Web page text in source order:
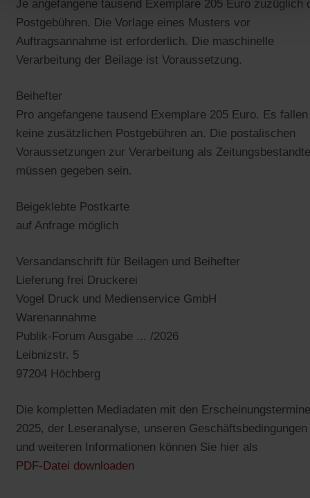
Je angefangene tausend Exemplare 205 Euro zuzüglich
Postgebühren. Die Vorlage eines Musters vor
Auftragsannahme ist erforderlich. Die maschinelle
Verarbeitung der Beilage ist Voraussetzung.
Beihefter
Pro angefangene tausend Exemplare 205 Euro. Es fallen
keine zusätzlichen Postgebühren an. Die postalischen
Voraussetzungen zur Verarbeitung als
müssen gegeben sein.
Beigeklebte Postkarte
auf Anfrage möglich
Versandanschrift für Beilagen und Beihefter
Lieferung frei Druckerei
Vogel Druck und Medienservice GmbH
Warenannahme
Publik-Forum Ausgabe ... /2026
Leibnizstr. 5
97204 Höchberg
Die kompletten Mediadaten mit den
2025, der Leseranalyse, unseren Geschäftsbedingungen
und weiteren Informationen können Sie hier als
PDF-Datei downloaden